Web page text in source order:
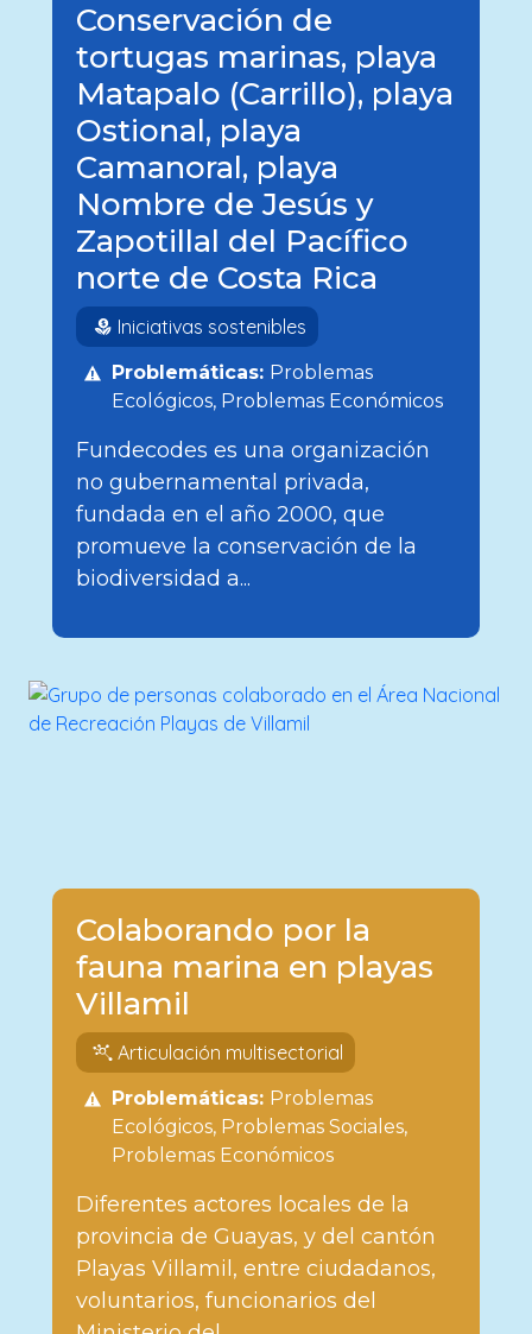
Conservación de
tortugas marinas, playa
Matapalo (Carrillo), playa
Ostional, playa
Camanoral, playa
Nombre de Jesús y
Zapotillal del Pacífico
norte de Costa Rica
Iniciativas sostenibles
Problemáticas: Problemas
Ecológicos Problemas Económicos
Fundecodes es una organización
no gubernamental privada,
fundada en el año 2000, que
promueve la conservación de la
biodiversidad a...
Colaborando por la
fauna marina en playas
Villamil
Articulación multisectorial
Problemáticas: Problemas
Ecológicos Problemas Sociales
Problemas Económicos
Diferentes actores locales de la
provincia de Guayas, y del cantón
Playas Villamil, entre ciudadanos,
voluntarios, funcionarios del